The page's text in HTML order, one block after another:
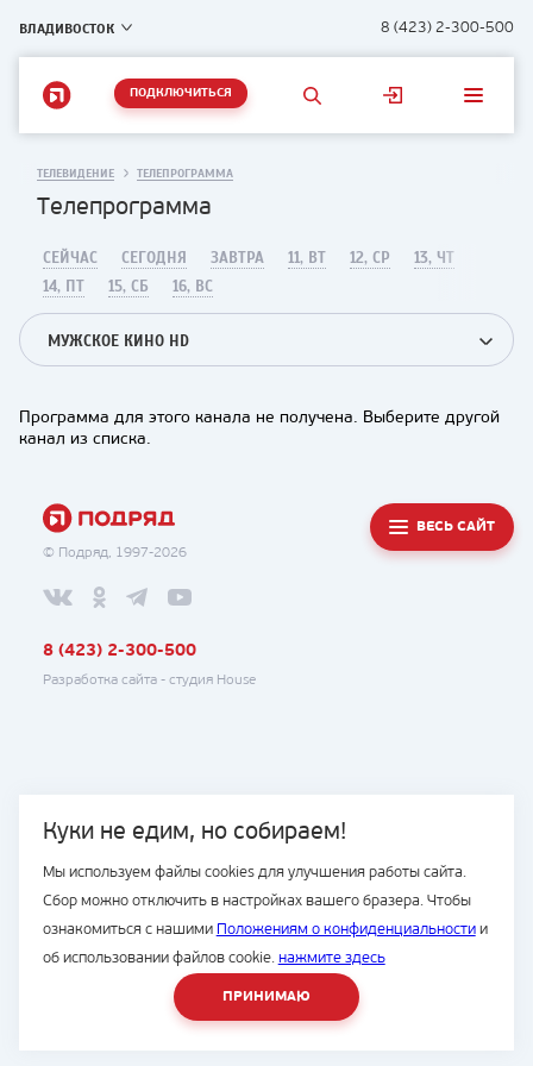
ВЛАДИВОСТОК 8 (423) 2-300-500
ПОДКЛЮЧИТЬСЯ
Куки не едим, но собираем!
Мы используем файлы cookies для улучшения работы сайта.
Сбор можно отключить в настройках вашего бразера. Чтобы
ознакомиться с нашими Положениям о конфиденциальностии
об использовании файлов cookie. нажмите здесь
ПРИНИМАЮ
ТЕЛЕВИДЕНИЕ ТЕЛЕПРОГРАММА
Телепрограмма
СЕЙЧАС СЕГОДНЯ ЗАВТРА 11, ВТ 12, СР
13, ЧТ
14, ПТ
15, СБ 16, ВС
МУЖСКОЕ КИНО HD
Программа для этого канала не получена. Выберите другой
канал из списка.
© Подряд, 1997-2026
ВЕСЬ САЙТ
8 (423) 2-300-500
Разработка сайта - студия House